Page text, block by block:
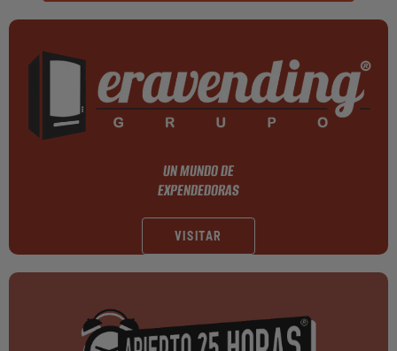
UN MUNDO DE
EXPENDEDORAS
VISITAR